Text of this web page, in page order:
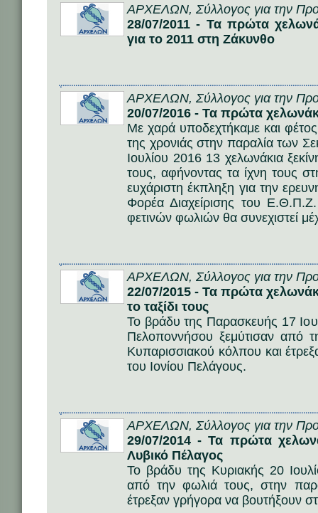
ΑΡΧΕΛΩΝ, Σύλλογος για την
28/07/2011 - Τα πρώτα
για το 2011 στη Ζάκυνθο
ΑΡΧΕΛΩΝ, Σύλλογος για την
20/07/2016 - Τα πρώτα
Με χαρά υποδεχτήκαμε και
της χρονιάς στην παραλία των
Ιουλίου 2016 13 χελωνάκια
τους, αφήνοντας τα ίχνη τους
ευχάριστη έκπληξη για την
Φορέα Διαχείρισης του
φετινών φωλιών θα συνεχιστεί
ΑΡΧΕΛΩΝ, Σύλλογος για την
22/07/2015 - Τα πρώτα
το ταξίδι τους
Το βράδυ της Παρασκευής 17
Πελοποννήσου ξεμύτισαν από
Κυπαρισσιακού κόλπου και
του Ιονίου Πελάγους.
ΑΡΧΕΛΩΝ, Σύλλογος για την
29/07/2014 - Τα πρώτα
Λυβικό Πέλαγος
Το βράδυ της Κυριακής 20
από την φωλιά τους, στην
έτρεξαν γρήγορα να βουτήξουν